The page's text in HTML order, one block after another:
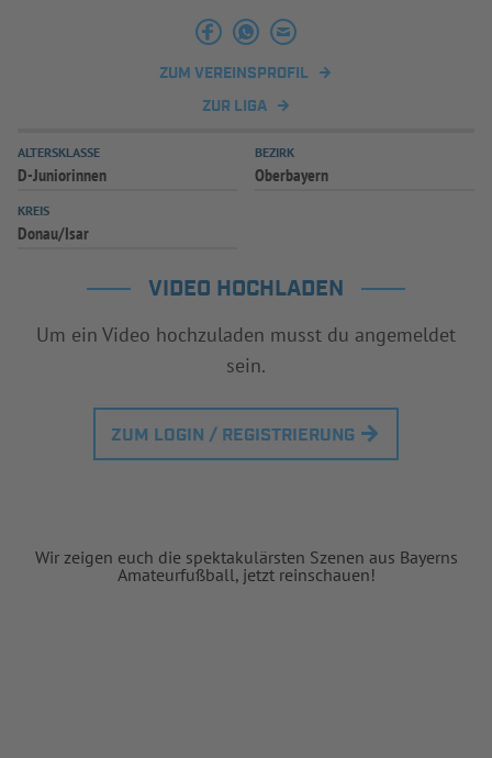
ZUM VEREINSPROFIL
ZUR LIGA
ALTERSKLASSE
D-Juniorinnen
BEZIRK
Oberbayern
KREIS
Donau/Isar
VIDEO HOCHLADEN
Um ein Video hochzuladen musst du angemeldet
sein.
ZUM LOGIN / REGISTRIERUNG
Wir zeigen euch die spektakulärsten Szenen aus Bayerns
Amateurfußball, jetzt reinschauen!